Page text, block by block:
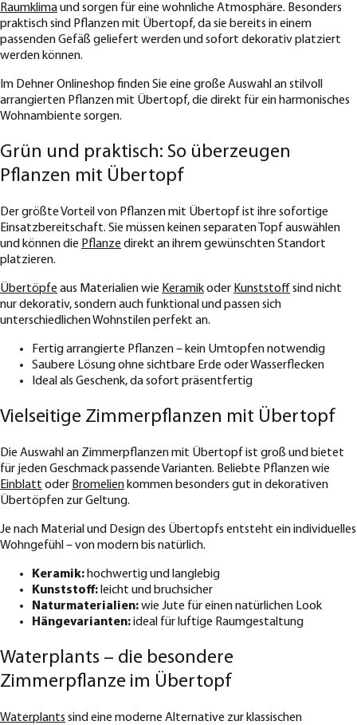
Raumklimaund sorgen für eine wohnliche Atmosphäre. Besonders
praktisch sind Pflanzen mit Übertopf, da sie bereits in einem
passenden Gefäß geliefert werden und sofort dekorativ platziert
werden können.
Im Dehner Onlineshop finden Sie eine große Auswahl an stilvoll
arrangierten Pflanzen mit Übertopf, die direkt für ein harmonisches
Wohnambiente sorgen.
Grün und praktisch: So überzeugen
Pflanzen mit Übertopf
Der größte Vorteil von Pflanzen mit Übertopf ist ihre sofortige
Einsatzbereitschaft. Sie müssen keinen separaten Topf auswählen
und können die Pflanze direkt an ihrem gewünschten Standort
platzieren.
Übertöpfe aus Materialien wie Keramikoder Kunststoff sind nicht
nur dekorativ, sondern auch funktional und passen sich
unterschiedlichen Wohnstilen perfekt an.
Fertig arrangierte Pflanzen – kein Umtopfen notwendig
Saubere Lösung ohne sichtbare Erde oder Wasserflecken
Ideal als Geschenk, da sofort präsentfertig
Vielseitige Zimmerpflanzen mit Übertopf
Die Auswahl an Zimmerpflanzen mit Übertopf ist groß und bietet
für jeden Geschmack passende Varianten. Beliebte Pflanzen wie
Einblatt oder Bromelien kommen besonders gut in dekorativen
Übertöpfen zur Geltung.
Je nach Material und Design des Übertopfs entsteht ein individuelles
Wohngefühl – von modern bis natürlich.
Keramik: hochwertig und langlebig
Kunststoff: leicht und bruchsicher
Naturmaterialien:wie Jute für einen natürlichen Look
Hängevarianten:ideal für luftige Raumgestaltung
Waterplants – die besondere
Zimmerpflanze im Übertopf
Waterplants sind eine moderne Alternative zur klassischen